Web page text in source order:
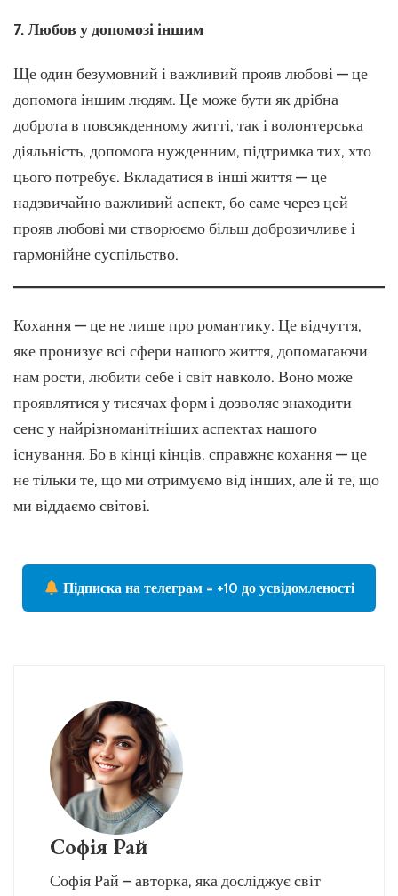
7. Любов у допомозі іншим
Ще один безумовний і важливий прояв любові — це
допомога іншим людям. Це може бути як дрібна
доброта в повсякденному житті, так і волонтерська
діяльність, допомога нужденним, підтримка тих, хто
цього потребує. Вкладатися в інші життя — це
надзвичайно важливий аспект, бо саме через цей
прояв любові ми створюємо більш доброзичливе і
гармонійне суспільство.
Кохання — це не лише про романтику. Це відчуття,
яке пронизує всі сфери нашого життя, допомагаючи
нам рости, любити себе і світ навколо. Воно може
проявлятися у тисячах форм і дозволяє знаходити
сенс у найрізноманітніших аспектах нашого
існування. Бо в кінці кінців, справжнє кохання — це
не тільки те, що ми отримуємо від інших, але й те, що
ми віддаємо світові.
Підписка на телеграм = +10 до усвідомленості
Софія Рай
Софія Рай – авторка, яка досліджує світ